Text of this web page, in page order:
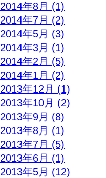
2014年8月 (1)
2014年7月 (2)
2014年5月 (3)
2014年3月 (1)
2014年2月 (5)
2014年1月 (2)
2013年12月 (1)
2013年10月 (2)
2013年9月 (8)
2013年8月 (1)
2013年7月 (5)
2013年6月 (1)
2013年5月 (12)